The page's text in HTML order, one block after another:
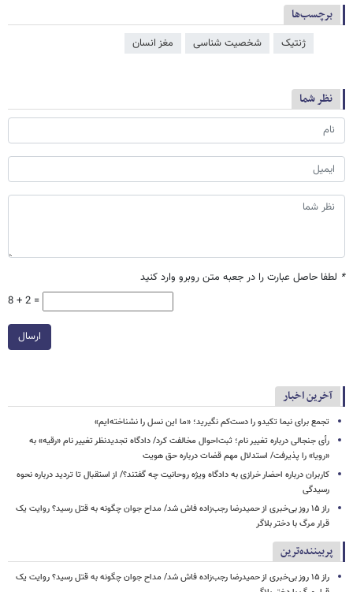
برچسب‌ها
ژنتیک شخصیت شناسی مغز انسان
نظر شما
* لطفا حاصل عبارت را در جعبه متن روبرو وارد کنید
8 + 2 =
ارسال
آخرین اخبار
تجمع برای نیما تکیدو را دست‌کم نگیرید؛ «ما این نسل را نشناخته‌ایم»
رأی جنجالی درباره تغییر نام؛ ثبت‌احوال مخالفت کرد/ دادگاه تجدیدنظر تغییر نام «رقیه» به
«رویا» را پذیرفت/ استدلال مهم قضات درباره حق هویت
کاربران درباره احضار خرازی به دادگاه ویژه روحانیت چه گفتند؟/ از استقبال تا تردید درباره نحوه
رسیدگی
راز ۱۵ روز بی‌خبری از حمیدرضا رجب‌زاده فاش شد/ مداح جوان چگونه به قتل رسید؟ روایت یک
قرار مرگ با دختر بلاگر
پربیننده‌ترین
راز ۱۵ روز بی‌خبری از حمیدرضا رجب‌زاده فاش شد/ مداح جوان چگونه به قتل رسید؟ روایت یک